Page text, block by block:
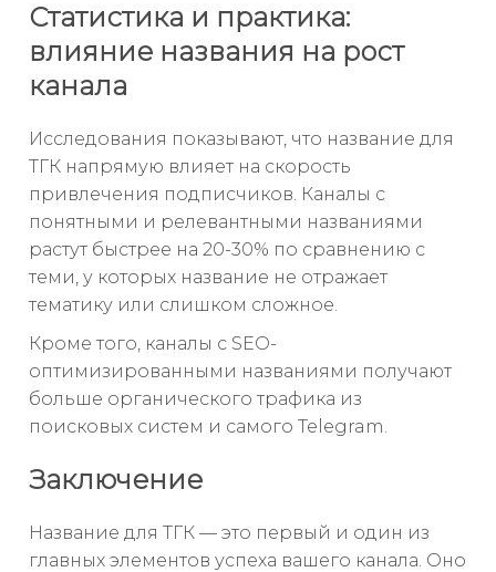
Статистика и практика:
влияние названия на рост
канала
Исследования показывают, что название для
ТГК напрямую влияет на скорость
привлечения подписчиков. Каналы с
понятными и релевантными названиями
растут быстрее на 20-30% по сравнению с
теми, у которых название не отражает
тематику или слишком сложное.
Кроме того, каналы с SEO-
оптимизированными названиями получают
больше органического трафика из
поисковых систем и самого Telegram.
Заключение
Название для ТГК — это первый и один из
главных элементов успеха вашего канала. Оно